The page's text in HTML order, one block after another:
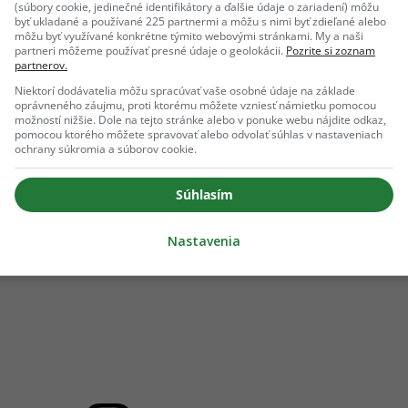
sa koronavírusom. Lela si ale stále stojí za svojím
sa musíme vyliečiť a potom odchádzame,“uzavrela.
(súbory cookie, jedinečné identifikátory a ďalšie údaje o zariadení) môžu
byť ukladané a používané 225 partnermi a môžu s nimi byť zdieľané alebo
môžu byť využívané konkrétne týmito webovými stránkami. My a naši
partneri môžeme používať presné údaje o geolokácii. Pozrite si zoznam
partnerov.
Niektorí dodávatelia môžu spracúvať vaše osobné údaje na základe
oprávneného záujmu, proti ktorému môžete vzniesť námietku pomocou
možností nižšie. Dole na tejto stránke alebo v ponuke webu nájdite odkaz,
pomocou ktorého môžete spravovať alebo odvolať súhlas v nastaveniach
ochrany súkromia a súborov cookie.
Súhlasím
Nastavenia